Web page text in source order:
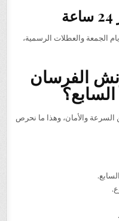
الجمعة والعطلات الرسمية،
ونش الفرسان
والأمان، وهذا ما نحرص